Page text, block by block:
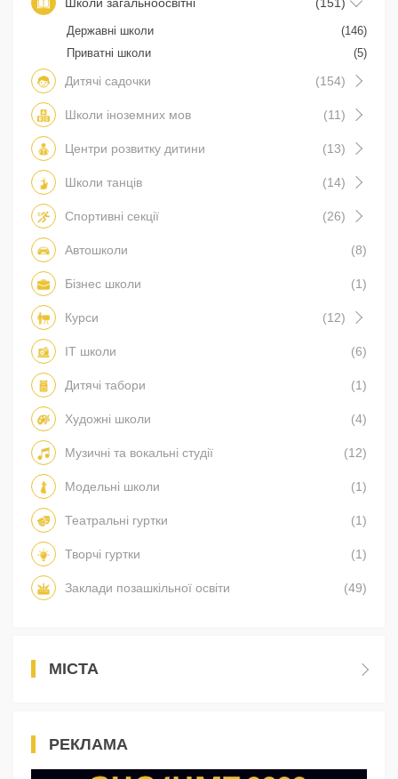
Школи загальноосвітні (151)
Державні школи
(146)
Приватні школи
(5)
Дитячі садочки (154)
Школи іноземних мов (11)
Центри розвитку дитини (13)
Школи танців (14)
Спортивні секції (26)
Автошколи (8)
Бізнес школи (1)
Курси (12)
IT школи (6)
Дитячі табори (1)
Художні школи (4)
Музичні та вокальні студії (12)
Модельні школи (1)
Театральні гуртки (1)
Творчі гуртки (1)
Заклади позашкільної освіти (49)
МІСТА
РЕКЛАМА